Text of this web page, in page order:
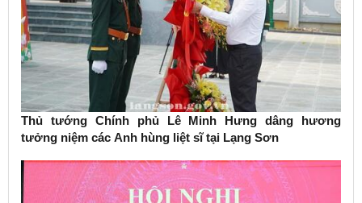
Thủ tướng Chính phủ Lê Minh Hưng dâng hương
tưởng niệm các Anh hùng liệt sĩ tại Lạng Sơn